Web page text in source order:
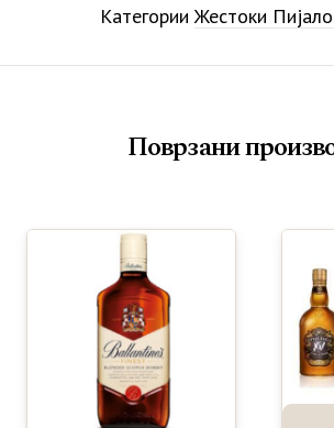
КатегорииЖестоки
Поврзани